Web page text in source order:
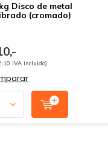
Disco de metal
(cromado)
IVA incluido)